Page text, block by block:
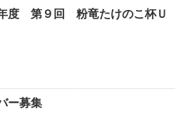
度 第９回 粉竜たけのこ杯Ｕ
ー募集